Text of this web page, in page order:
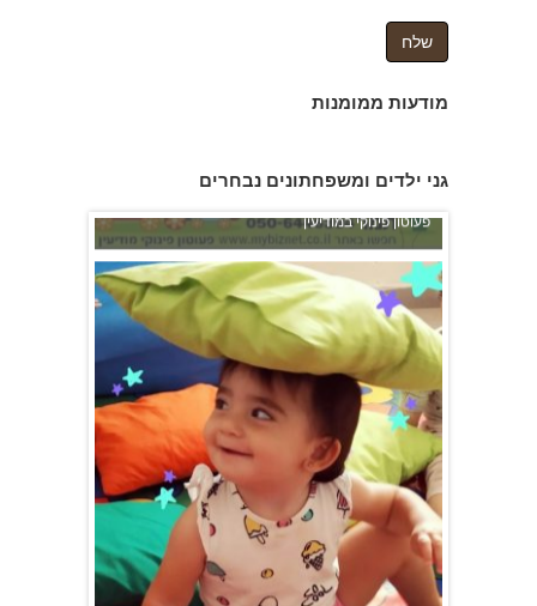
מודעות ממומנות
גני ילדים ומשפחתונים נבחרים
פעוטון פינוקי במודיעין